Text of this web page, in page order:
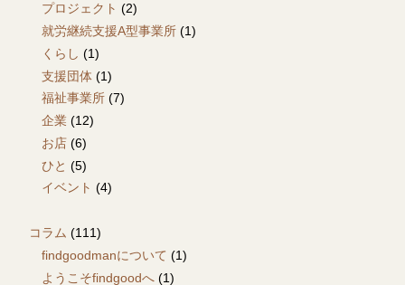
プロジェクト (2)
就労継続支援A型事業所 (1)
くらし (1)
支援団体 (1)
福祉事業所 (7)
企業 (12)
お店 (6)
ひと (5)
イベント (4)
コラム (111)
findgoodmanについて (1)
ようこそfindgoodへ (1)